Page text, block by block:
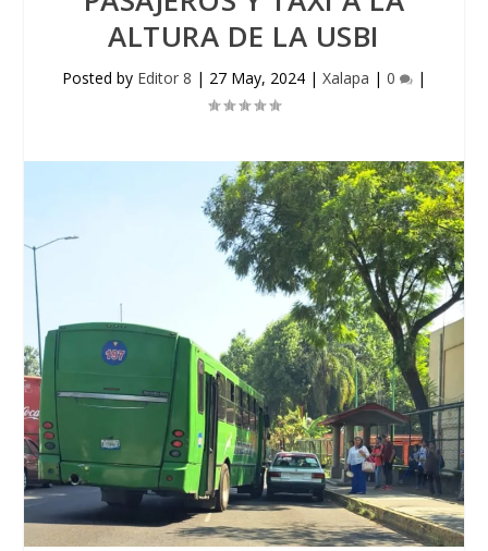
ALTURA DE LA USBI
Posted by Editor 8 | 27 May, 2024 | Xalapa | 0 |